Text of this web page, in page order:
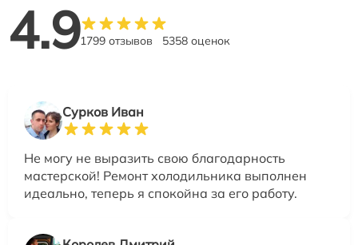
4.91799 отзывов 5358 оценок
Сурков Иван
Не могу не выразить свою благодарность
мастерской! Ремонт холодильника выполнен
идеально, теперь я спокойна за его работу.